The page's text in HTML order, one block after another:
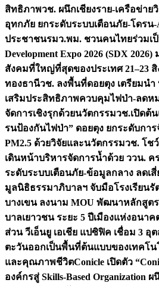
สิทธิภาพวช. ผนึกเชียงราย-เครือข่า
อุทกภัย ยกระดับระบบเตือนภัย-โดรน
ประชาชนรมว.พม. ชวนคนไทยร่วมเ
Development Expo 2026 (SDX
สังคมที่ใหญ่ที่สุดของประเทศ 21–23
ทองธานีวช. ลงพื้นที่ดอยตุง เตรียมนำ
เสริมประสิทธิภาพควบคุมไฟป่า-ลดห
จัดการเชิงรุกด้วยนวัตกรรมวช.เปิดต้
รนป้องกันไฟป่า” ดอยตุง ยกระดับกา
PM2.5 ด้วยวิจัยและนวัตกรรมวช. โช
เดินหน้าบริหารจัดการน้ำด้วย ววน. ค
ระดับระบบเตือนภัย-ข้อมูลกลาง ลดเ
มูลนิธิธรรมาภิบาลฯ จับมือโรงเรียน
บางเขน ลงนาม MOU พัฒนาหลักสูต
บาลเยาวชน ระยะ 5 ปีเมืองแห่งอนา
ส่วน วีเอ็นยู เอเชีย แปซิฟิค เชื่อม 3
ตะวันออกเป็นพื้นที่ต้นแบบของเทคโน
และคุณภาพชีวิตConicle เปิดตัว
องค์กรสู่ Skills-Based Organization